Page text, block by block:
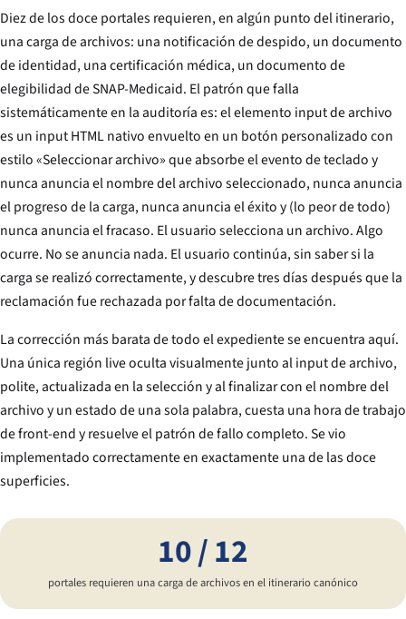
Diez de los doce portales requieren, en algún punto del itinerario,
una carga de archivos: una notificación de despido, un documento
de identidad, una certificación médica, un documento de
elegibilidad de SNAP-Medicaid. El patrón que falla
sistemáticamente en la auditoría es: el elemento input de archivo
es un input HTML nativo envuelto en un botón personalizado con
estilo «Seleccionar archivo» que absorbe el evento de teclado y
nunca anuncia el nombre del archivo seleccionado, nunca anuncia
el progreso de la carga, nunca anuncia el éxito y (lo peor de todo)
nunca anuncia el fracaso. El usuario selecciona un archivo. Algo
ocurre. No se anuncia nada. El usuario continúa, sin saber si la
carga se realizó correctamente, y descubre tres días después que la
reclamación fue rechazada por falta de documentación.
La corrección más barata de todo el expediente se encuentra aquí.
Una única región live oculta visualmente junto al input de archivo,
polite, actualizada en la selección y al finalizar con el nombre del
archivo y un estado de una sola palabra, cuesta una hora de trabajo
de front-end y resuelve el patrón de fallo completo. Se vio
implementado correctamente en exactamente una de las doce
superficies.
10 / 12
portales requieren una carga de archivos en el itinerario canónico